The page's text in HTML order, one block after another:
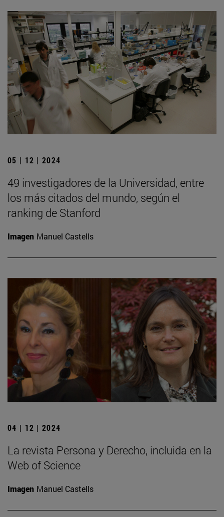
05 | 12 | 2024
49 investigadores de la Universidad, entre
los más citados del mundo, según el
ranking de Stanford
Imagen Manuel Castells
04 | 12 | 2024
La revista Persona y Derecho, incluida en la
Web of Science
Imagen Manuel Castells